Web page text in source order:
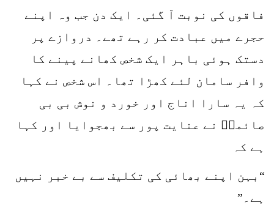
فاقوں کی نوبت آ گئی۔ ایک دن جب وہ اپنے
حجرے میں عبادت کر رہے تھے۔ دروازے پر
دستک ہوئی باہر ایک شخص کھانے پینے کا
وافر سامان لئے کھڑا تھا۔ اس شخص نے کہا
کہ یہ سارا اناج اور خورد و نوش بی بی
صائمہؒ نے عنایت پور سے بھجوایا اور کہا
ہے کہ
“بہن اپنے بھائی کی تکلیف سے بے خبر نہیں
ہے۔”